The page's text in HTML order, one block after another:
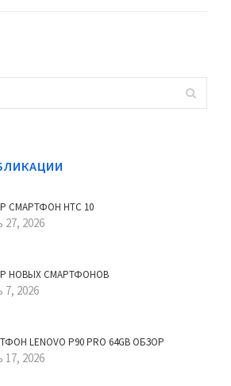
СМАРТФОН HTC 10
2026
НОВЫХ СМАРТФОНОВ
2026
LENOVO P90 PRO 64GB ОБЗОР
2026